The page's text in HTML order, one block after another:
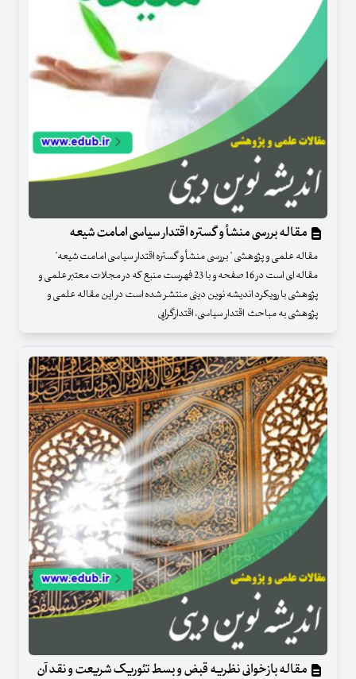
مقاله بررسی منشأ و گستره اقتدار سیاسی امامت شیعه
مقاله علمی و پژوهشی " بررسی منشأ و گستره اقتدار سیاسی امامت شیعه"
مقاله ای است در 16 صفحه و با 23 فهرست منبع که در مجلات معتبر علمی و
پژوهشی با رویکرد اندیشه نوین دینی منتشر شده است در این مقاله علمی و
پژوهشی به مباحث اقتدار سیاسی، اقتدارگرایی
مقاله بازخوانی نظریه قبض و بسط تئوریک شریعت و نقد آن